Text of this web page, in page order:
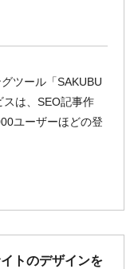
ツール「SAKUBU
は、SEO記事作
ユーザーほどの登
トのデザインを